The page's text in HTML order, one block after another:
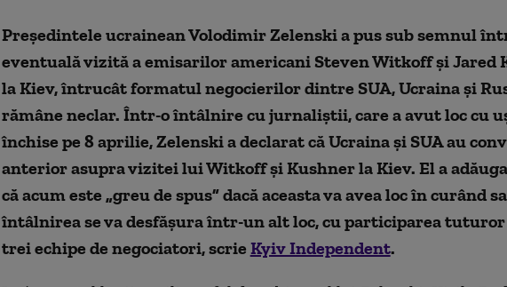
Președintele ucrainean Volodimir Zelenski a pus sub semnul
eventuală vizită a emisarilor americani Steven Witkoff și Jared
la Kiev, întrucât formatul negocierilor dintre SUA, Ucraina și
rămâne neclar. Într-o întâlnire cu jurnaliștii, care a avut loc cu
închise pe 8 aprilie, Zelenski a declarat că Ucraina și SUA au
anterior asupra vizitei lui Witkoff și Kushner la Kiev. El a
că acum este „greu de spus” dacă aceasta va avea loc în curând
întâlnirea se va desfășura într-un alt loc, cu participarea
trei echipe de negociatori, scrie Kyiv Independent.